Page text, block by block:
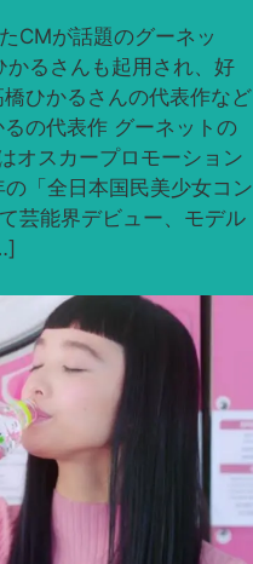
CMが話題のグーネッ
かるさんも起用され、好
ひかるさんの代表作など
の代表作 グーネットの
オスカープロモーション
「全日本国民美少女コン
芸能界デビュー、モデル